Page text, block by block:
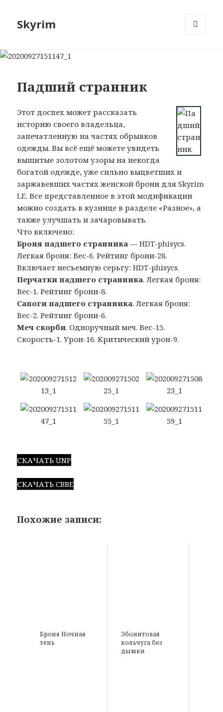
Skyrim
Падший странник
Этот доспех может рассказать
историю своего владельца,
запечатленную на частях обрывков
одежды. Вы всё ещё можете увидеть
вышитые золотом узоры на некогда
богатой одежде, уже сильно выцветших и
заржавевших частях женской брони для Skyrim
LE. Все представленное в этой модификации
можно создать в кузнице в разделе «Разное», а
также улучшать и зачаровывать.
Что включено:
Броня падшего странника — HDT-phisycs.
Легкая броня: Вес-6. Рейтинг брони-28.
Включает несъемную серьгу: HDT-phisycs.
Перчатки падшего странника. Легкая броня:
Вес-1. Рейтинг брони-8.
Сапоги падшего странника. Легкая броня:
Вес-2. Рейтинг брони-6.
Меч скорби. Одноручный меч. Вес-15.
Скорость-1. Урон-16. Критический урон-9.
СКАЧАТЬ UNP
СКАЧАТЬ CBBE
Похожие записи:
Броня Ночная
тень
Эбонитовая
кольчуга без
дымки